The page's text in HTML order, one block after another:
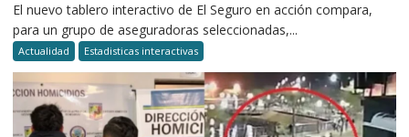
El nuevo tablero interactivo de El Seguro en acción compara,
para un grupo de aseguradoras seleccionadas,...
Actualidad Estadisticas interactivas